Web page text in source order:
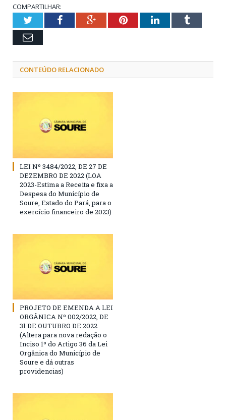
COMPARTILHAR:
TwitterFacebookGoogle+PinterestLinkedInTumblr
Email
CONTEÚDO RELACIONADO
LEI Nº 3484/2022, DE 27 DE
DEZEMBRO DE 2022 (LOA
2023-Estima a Receita e fixa a
Despesa do Município de
Soure, Estado do Pará, para o
exercício financeiro de 2023)
PROJETO DE EMENDA A LEI
ORGÂNICA Nº 002/2022, DE
31 DE OUTUBRO DE 2022
(Altera para nova redação o
Inciso 1º do Artigo 36 da Lei
Orgânica do Município de
Soure e dá outras
providencias)